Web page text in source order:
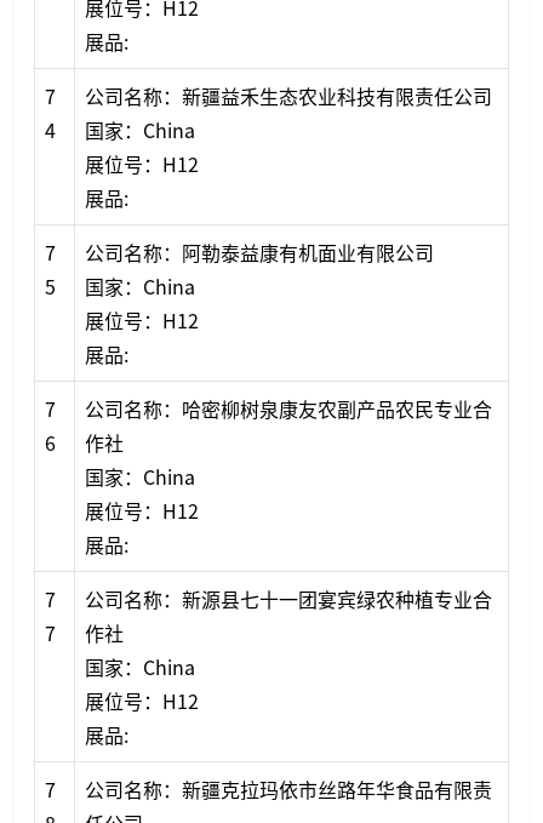
展位号：H12
展品:
7
4
公司名称：新疆益禾生态农业科技有限责任公司
国家：China
展位号：H12
展品:
7
5
公司名称：阿勒泰益康有机面业有限公司
国家：China
展位号：H12
展品:
7
6
公司名称：哈密柳树泉康友农副产品农民专业合
作社
国家：China
展位号：H12
展品:
7
7
公司名称：新源县七十一团宴宾绿农种植专业合
作社
国家：China
展位号：H12
展品:
7
公司名称：新疆克拉玛依市丝路年华食品有限责